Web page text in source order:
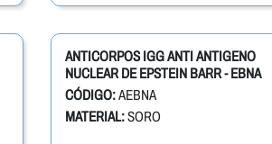
ANTICORPOS IGG ANTI ANTIGENO
NUCLEAR DE EPSTEIN BARR - EBNA
CÓDIGO:AEBNA
MATERIAL:SORO